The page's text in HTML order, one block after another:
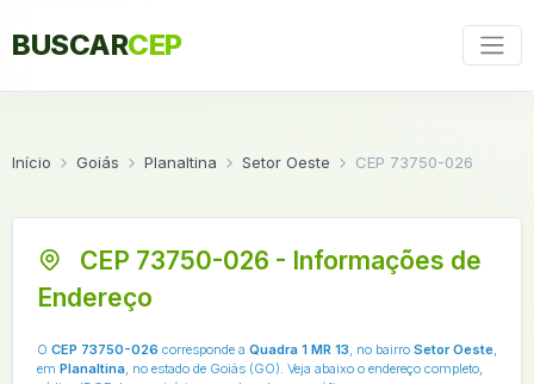
BUSCARCEP
Início Goiás Planaltina Setor Oeste CEP 73750-026
CEP 73750-026 - Informações de
Endereço
O CEP 73750-026 corresponde a Quadra 1 MR 13, no bairro Setor Oeste,
em Planaltina, no estado de Goiás (GO). Veja abaixo o endereço completo,